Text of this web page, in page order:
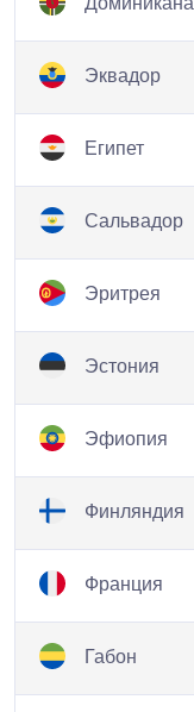
Эквадор
Египет
Сальвадор
Эритрея
Эстония
Эфиопия
Финляндия
Франция
Габон